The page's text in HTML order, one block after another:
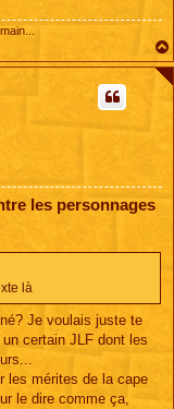
les personnages
là
Je voulais juste te
certain JLF dont les
les mérites de la cape
le dire comme ça,